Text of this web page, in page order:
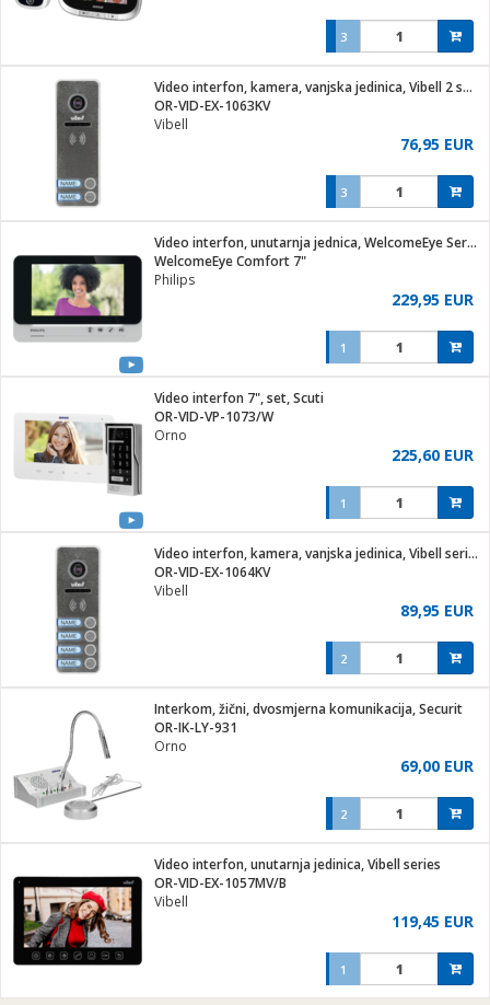
3
Video interfon, kamera, vanjska jedinica, Vibell 2 series
OR-VID-EX-1063KV
Vibell
76,95 EUR
3
Video interfon, unutarnja jednica, WelcomeEye Series
WelcomeEye Comfort 7"
Philips
229,95 EUR
1
Video interfon 7", set, Scuti
OR-VID-VP-1073/W
Orno
225,60 EUR
1
Video interfon, kamera, vanjska jedinica, Vibell series
OR-VID-EX-1064KV
Vibell
89,95 EUR
2
Interkom, žični, dvosmjerna komunikacija, Securit
OR-IK-LY-931
Orno
69,00 EUR
2
Video interfon, unutarnja jedinica, Vibell series
OR-VID-EX-1057MV/B
Vibell
119,45 EUR
1